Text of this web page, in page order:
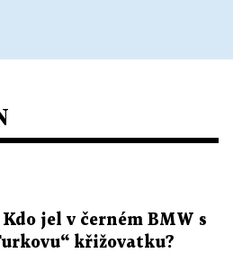
jel v černém BMW s
křižovatku?